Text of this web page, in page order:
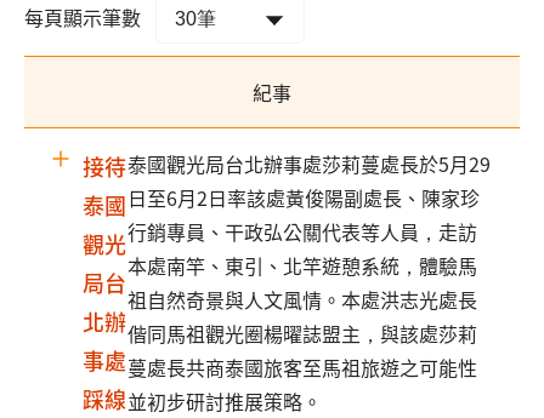
每頁顯示筆數
紀事
接待
泰國
觀光
局台
北辦
事處
踩線
泰國觀光局台北辦事處莎莉蔓處長於5月29
日至6月2日率該處黃俊陽副處長、陳家珍
行銷專員、干政弘公關代表等人員，走訪
本處南竿、東引、北竿遊憩系統，體驗馬
祖自然奇景與人文風情。本處洪志光處長
偕同馬祖觀光圈楊曜誌盟主，與該處莎莉
蔓處長共商泰國旅客至馬祖旅遊之可能性
並初步研討推展策略。